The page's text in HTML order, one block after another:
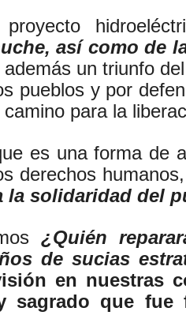
así como de
además un triunfo
pueblos y por
para la
es una forma de
derechos humanos,
la solidaridad del
¿Quién
de sucias
en nuestras
sagrado que